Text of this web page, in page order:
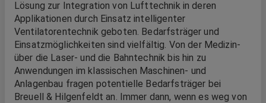
Lösung zur Integration von Lufttechnik in deren
Applikationen durch Einsatz intelligenter
Ventilatorentechnik geboten. Bedarfsträger und
Einsatzmöglichkeiten sind vielfältig. Von der Medizin‑
über die Laser‑ und die Bahntechnik bis hin zu
Anwendungen im klassischen Maschinen‑ und
Anlagenbau fragen potentielle Bedarfsträger bei
Breuell & Hilgenfeldt an. Immer dann, wenn es weg von